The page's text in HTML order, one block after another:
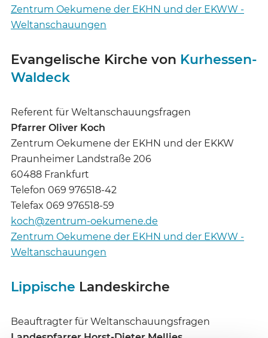
Zentrum Oekumene der EKHN und der EKWW -
Weltanschauungen
Evangelische Kirche von Kurhessen-
Waldeck
Referent für Weltanschauungsfragen
Pfarrer Oliver Koch
Zentrum Oekumene der EKHN und der EKKW
Praunheimer Landstraße 206
60488 Frankfurt
Telefon 069 976518-42
Telefax 069 976518-59
koch@zentrum-oekumene.de
Zentrum Oekumene der EKHN und der EKWW -
Weltanschauungen
Lippische Landeskirche
Beauftragter für Weltanschauungsfragen